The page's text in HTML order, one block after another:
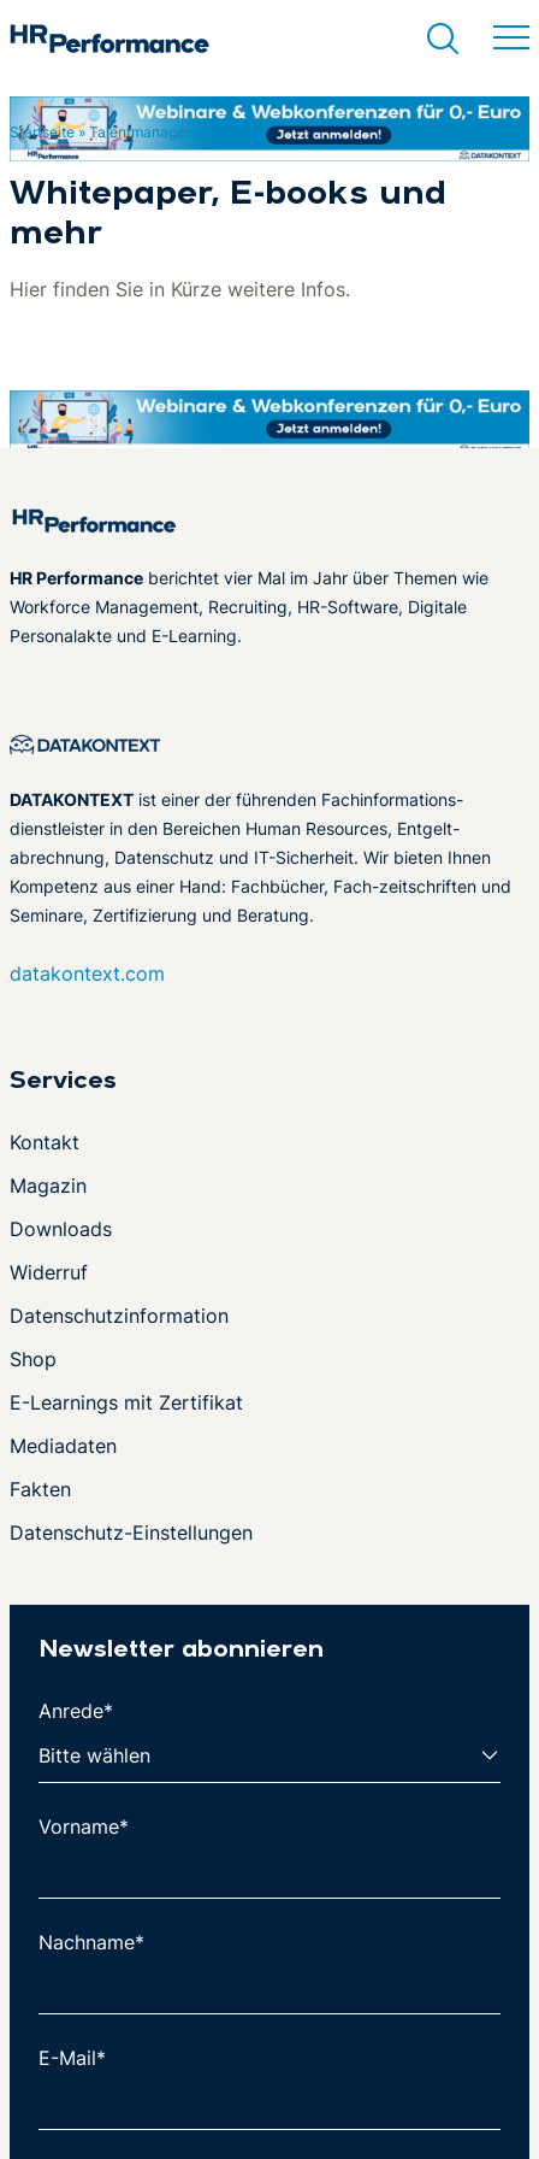
Startseite» Talentmanagement
Whitepaper, E-books und
mehr
Hier finden Sie in Kürze weitere Infos.
HR Performance berichtet vier Mal im Jahr über Themen wie
Workforce Management, Recruiting, HR-Software, Digitale
Personalakte und E-Learning.
DATAKONTEXT ist einer der führenden Fachinformations-
dienstleister in den Bereichen Human Resources, Entgelt-
abrechnung, Datenschutz und IT-Sicherheit. Wir bieten Ihnen
Kompetenz aus einer Hand: Fachbücher, Fach-zeitschriften und
Seminare, Zertifizierung und Beratung.
datakontext.com
Services
Kontakt
Magazin
Downloads
Widerruf
Datenschutzinformation
Shop
E-Learnings mit Zertifikat
Mediadaten
Fakten
Datenschutz-Einstellungen
Newsletter abonnieren
Anrede*
Vorname*
Nachname*
E-Mail*